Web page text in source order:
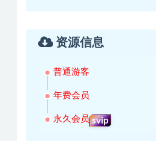
资源信息
普通游客
年费会员
永久会员 svip